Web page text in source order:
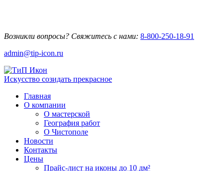
Возникли вопросы? Свяжитесь с нами: 8-800-250-18-91
admin@tip-icon.ru
Искусство созидать прекрасное
Главная
О компании
О мастерской
География работ
О Чистополе
Новости
Контакты
Цены
Прайс-лист на иконы до 10 дм²